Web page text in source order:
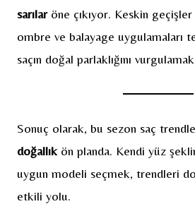
sarılaröne çıkıyor. Keskin
ombre ve balayage uygulamaları
saçın doğal parlaklığını
Sonuç olarak, bu sezon saç
doğallık ön planda. Kendi yüz
uygun modeli seçmek, trendleri
etkili yolu.